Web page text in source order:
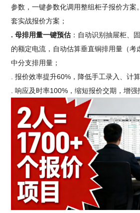
参数，一键参数化调用整组柜子报价方案
套实战报价方案；
. 母排用量一键预估 ：自动识别抽屉柜、
的额定电流，自动估算垂直铜排用量（考
中分支排用量；
. 报价效率提升60%，降低手工录入、计
. 响应及时率100%，缩短报价交期，增强